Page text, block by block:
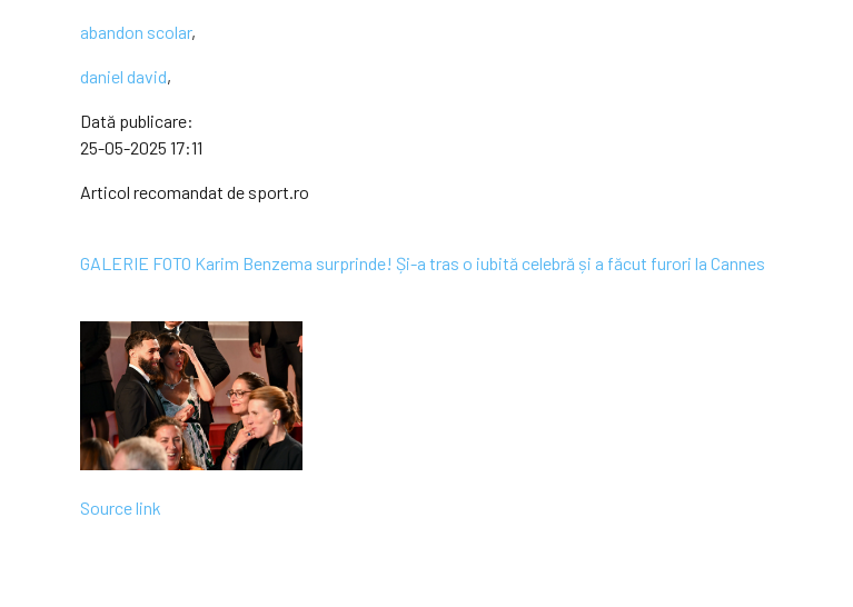
abandon scolar,
daniel david,
Dată publicare:
25-05-2025 17:11
Articol recomandat de sport.ro
GALERIE FOTO Karim Benzema surprinde! Și-a tras o iubită celebră și a făcut furori la Cannes
Source link